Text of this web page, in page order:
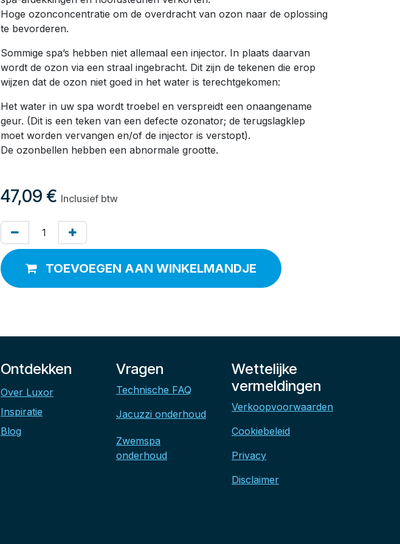
Hoge ozonconcentratie om de overdracht van ozon naar de oplossing
te bevorderen.
Sommige spa’s hebben niet allemaal een injector. In plaats daarvan
wordt de ozon via een straal ingebracht. Dit zijn de tekenen die erop
wijzen dat de ozon niet goed in het water is terechtgekomen:
Het water in uw spa wordt troebel en verspreidt een onaangename
geur. (Dit is een teken van een defecte ozonator; de terugslagklep
moet worden vervangen en/of de injector is verstopt).
De ozonbellen hebben een abnormale grootte.
47,09 € Inclusief btw
TOEVOEGEN AAN WINKELMANDJE
Ontdekken
Over Luxor
Inspiratie
Blog
Vragen
Technische FAQ
Jacuzzi onderhoud
Zwemspa
onderhoud
Wettelijke
vermeldingen
Verkoopvoorwaarden
Cookiebeleid
Privacy
Disclaimer